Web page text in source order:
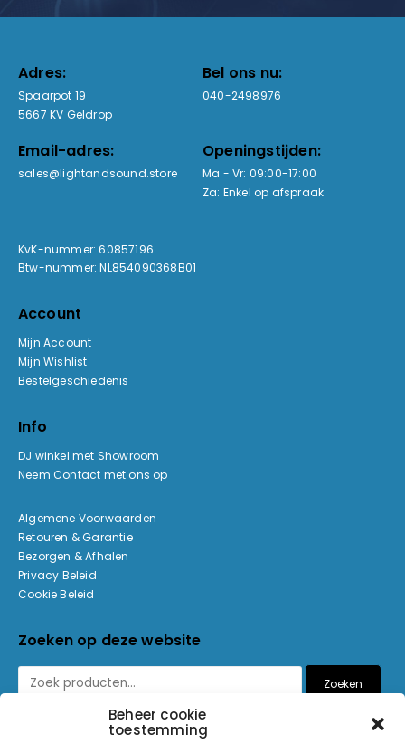
Beheer cookie
toestemming
Adres:
Spaarpot 19
5667 KV Geldrop
Bel ons nu:
040-2498976
Email-adres:
sales@lightandsound.store
Openingstijden:
Ma - Vr: 09:00-17:00
Za: Enkel op afspraak
KvK-nummer: 60857196
Btw-nummer: NL854090368B01
Account
Mijn Account
Mijn Wishlist
Bestelgeschiedenis
Info
DJ winkel met Showroom
Neem Contact met ons op
Algemene Voorwaarden
Retouren & Garantie
Bezorgen & Afhalen
Privacy Beleid
Cookie Beleid
Zoeken op deze website
Zoeken